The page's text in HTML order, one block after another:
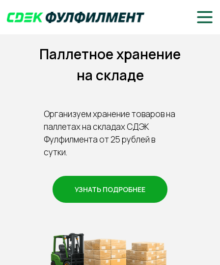
Паллетное хранение
на складе
Организуем хранение товаров на
паллетах на складах СДЭК
Фулфилмента от 25 рублей в
сутки.
УЗНАТЬ ПОДРОБНЕЕ